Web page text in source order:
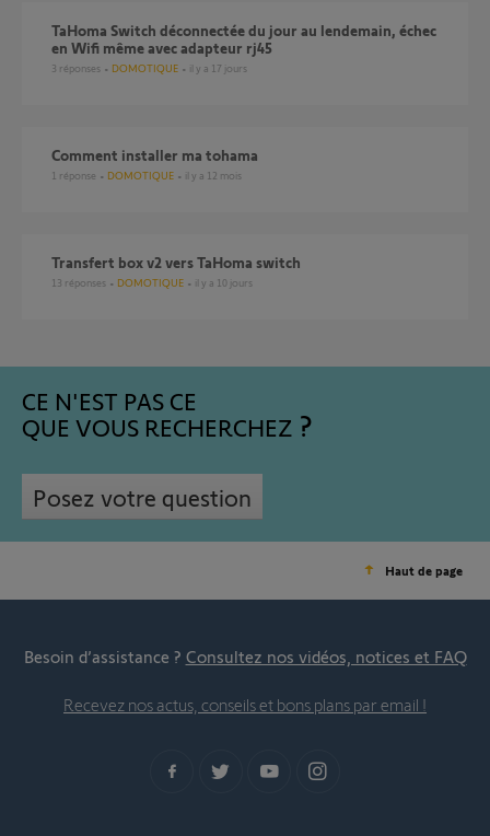
TaHoma Switch déconnectée du jour au lendemain, échec
en Wifi même avec adapteur rj45
3 réponses DOMOTIQUE il y a 17 jours
comment installer ma tohama
1 réponse DOMOTIQUE il y a 12 mois
Transfert box v2 vers TaHoma switch
13 réponses DOMOTIQUE il y a 10 jours
CE N'EST PAS CE
QUE VOUS RECHERCHEZ
Posez votre question
Haut de page
Besoin d’assistance ? Consultez nos vidéos, notices et FAQ
Recevez nos actus, conseils et bons plans par email !